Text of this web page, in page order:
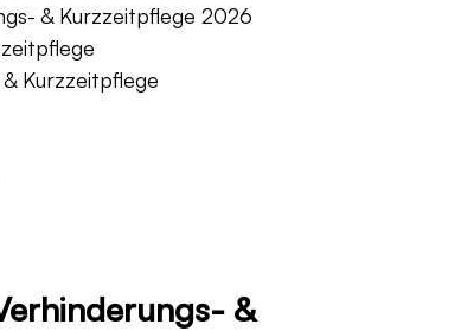
& Kurzzeitpflege 2026
Kurzzeitpflege
&